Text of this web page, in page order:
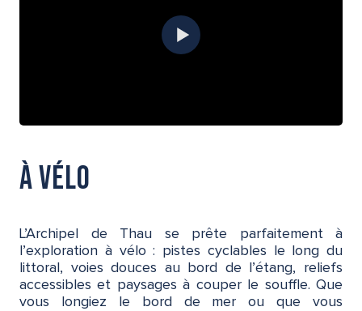
à vélo
L’Archipel de Thau se prête parfaitement à
l’exploration à vélo : pistes cyclables le long du
littoral, voies douces au bord de l’étang, reliefs
accessibles et paysages à couper le souffle. Que
vous longiez le bord de mer ou que vous